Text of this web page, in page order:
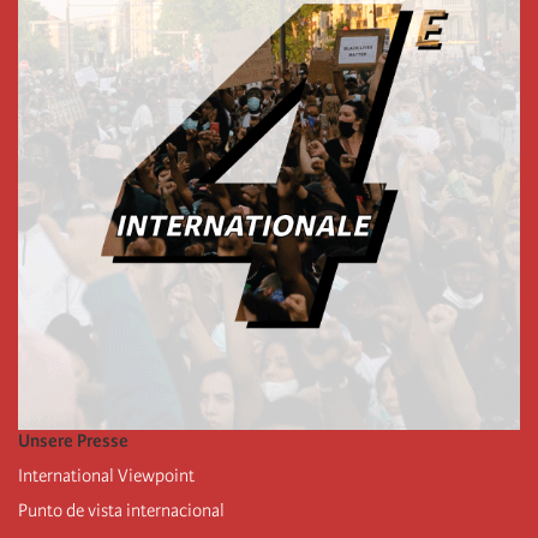
Unsere Presse
International Viewpoint
Punto de vista internacional